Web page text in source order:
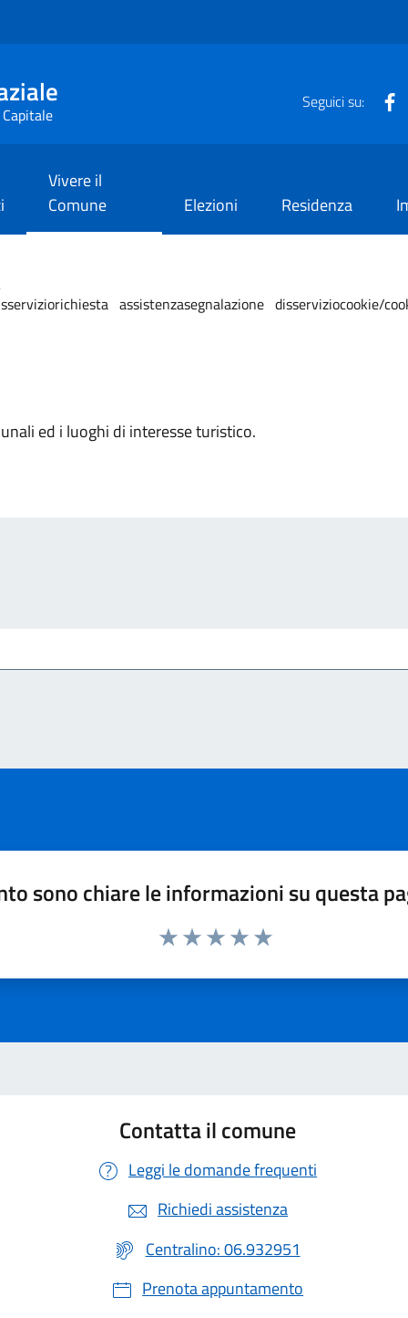
Seguici su:
Vivere il
Comune
Elezioni Residenza
assistenzasegnalazione disserviziocookie/
ed i luoghi di interesse turistico.
sono chiare le informazioni su questa
Contatta il comune
Leggi le domande frequenti
Richiedi assistenza
Centralino: 06.932951
Prenota appuntamento